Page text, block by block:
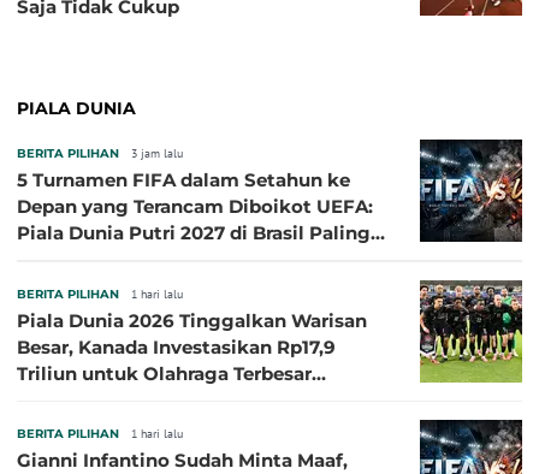
Saja Tidak Cukup
PIALA DUNIA
BERITA PILIHAN 3 jam lalu
5 Turnamen FIFA dalam Setahun ke
Depan yang Terancam Diboikot UEFA:
Piala Dunia Putri 2027 di Brasil Paling
BERITA PILIHAN 1 hari lalu
Piala Dunia 2026 Tinggalkan Warisan
Besar, Kanada Investasikan Rp17,9
Triliun untuk Olahraga Terbesar
BERITA PILIHAN 1 hari lalu
Gianni Infantino Sudah Minta Maaf,